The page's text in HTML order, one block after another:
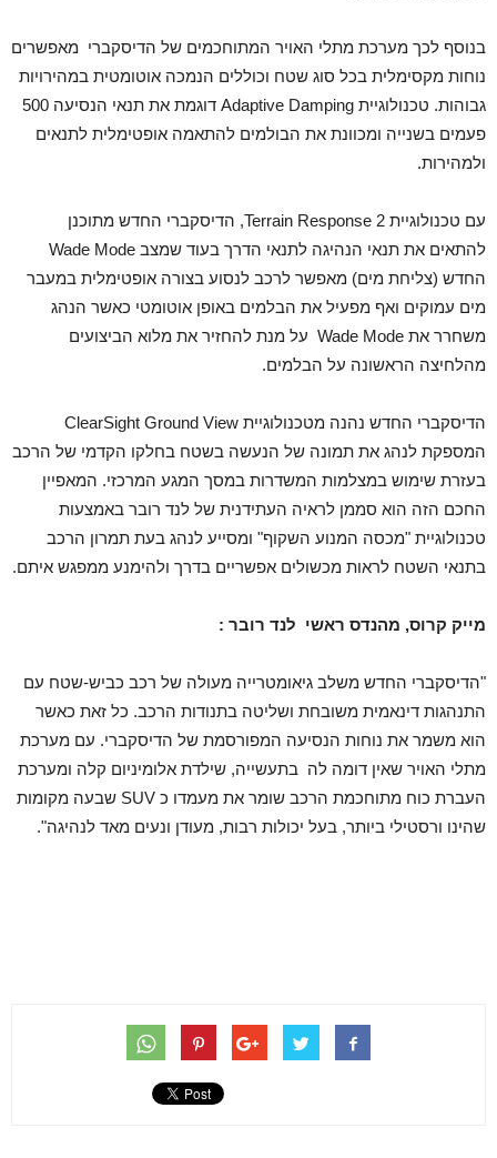
בנוסף לכך מערכת מתלי האויר המתוחכמים של הדיסקברי מאפשרים
נוחות מקסימלית בכל סוג שטח וכוללים הנמכה אוטומטית במהירויות
גבוהות. טכנולוגיית Adaptive Damping דוגמת את תנאי הנסיעה 500
פעמים בשנייה ומכוונת את הבולמים להתאמה אופטימלית לתנאים
ולמהירות.
עם טכנולוגיית Terrain Response 2, הדיסקברי החדש מתוכנן
להתאים את תנאי הנהיגה לתנאי הדרך בעוד שמצב Wade Mode
החדש (צליחת מים) מאפשר לרכב לנסוע בצורה אופטימלית במעבר
מים עמוקים ואף מפעיל את הבלמים באופן אוטומטי כאשר הנהג
משחרר את Wade Mode על מנת להחזיר את מלוא הביצועים
מהלחיצה הראשונה על הבלמים.
הדיסקברי החדש נהנה מטכנולוגיית ClearSight Ground View
המספקת לנהג את תמונה של הנעשה בשטח בחלקו הקדמי של הרכב
בעזרת שימוש במצלמות המשדרות במסך המגע המרכזי. המאפיין
החכם הזה הוא סממן לראיה העתידנית של לנד רובר באמצעות
טכנולוגיית "מכסה המנוע השקוף" ומסייע לנהג בעת תמרון הרכב
בתנאי השטח לראות מכשולים אפשריים בדרך ולהימנע ממפגש איתם.
מייק קרוס, מהנדס ראשי לנד רובר :
"הדיסקברי החדש משלב גיאומטרייה מעולה של רכב כביש-שטח עם
התנהגות דינאמית משובחת ושליטה בתנודות הרכב. כל זאת כאשר
הוא משמר את נוחות הנסיעה המפורסמת של הדיסקברי. עם מערכת
מתלי האויר שאין דומה לה בתעשייה, שילדת אלומיניום קלה ומערכת
העברת כוח מתוחכמת הרכב שומר את מעמדו כ SUV שבעה מקומות
שהינו ורסטילי ביותר, בעל יכולות רבות, מעודן ונעים מאד לנהיגה".